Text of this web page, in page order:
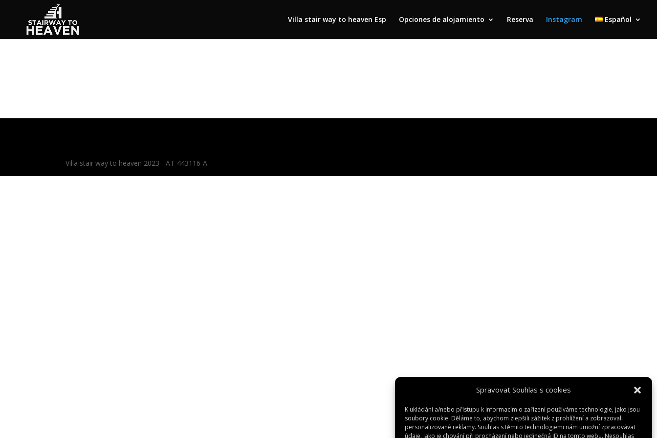
Spravovat Souhlas s cookies
K ukládání a/nebo přístupu k informacím o zařízení používáme technologie, jako jsou
soubory cookie. Děláme to, abychom zlepšili zážitek z prohlížení a zobrazovali
personalizované reklamy. Souhlas s těmito technologiemi nám umožní zpracovávat
údaje, jako je chování při procházení nebo jedinečná ID na tomto webu. Nesouhlas
Villa stair way to heaven Esp Opciones de alojamiento Reserva Instagram Español
Villa stair way to heaven 2023 - AT-443116-A